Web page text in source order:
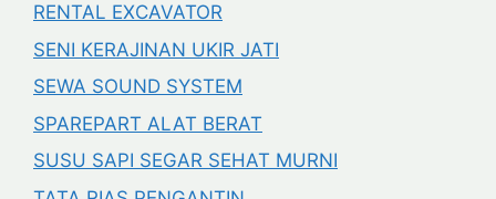
RENTAL EXCAVATOR
SENI KERAJINAN UKIR JATI
SEWA SOUND SYSTEM
SPAREPART ALAT BERAT
SUSU SAPI SEGAR SEHAT MURNI